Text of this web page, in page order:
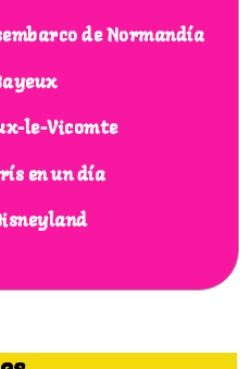
de Normandía
le-Vicomte
en un día